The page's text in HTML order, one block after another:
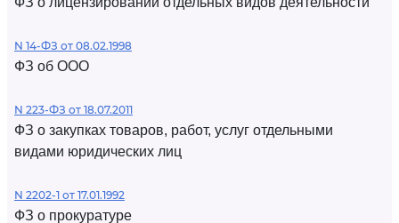
N 14-ФЗ от 08.02.1998
ФЗ об ООО
N 223-ФЗ от 18.07.2011
ФЗ о закупках товаров, работ, услуг отдельными
видами юридических лиц
N 2202-1 от 17.01.1992
ФЗ о прокуратуре